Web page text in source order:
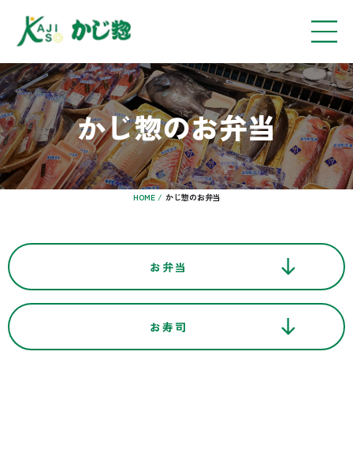
かじ惣のお弁当
HOME / かじ惣のお弁当
お弁当
お寿司